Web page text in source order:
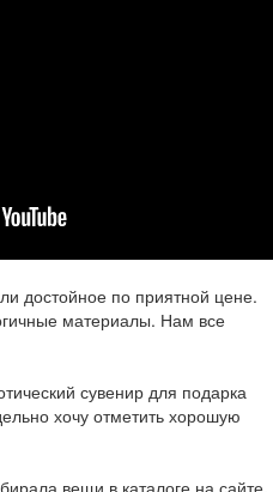
достойное по приятной цене.
материалы. Нам все
сувенир для подарка
хочу отметить хорошую
вещи в каталоге на сайте.